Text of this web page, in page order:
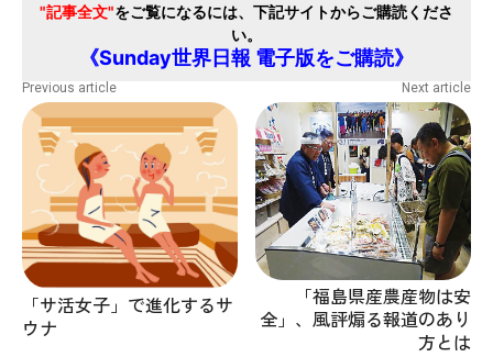
"記事全文"をご覧になるには、下記サイトからご購読くださ
い。
《Sunday世界日報 電子版をご購読》
Previous article
「サ活女子」で進化するサ
ウナ
Next article
「福島県産農産物は安
全」、風評煽る報道のあり
方とは